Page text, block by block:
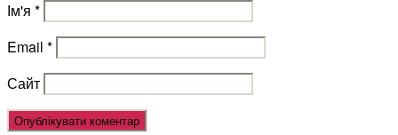
Ім'я *
Email *
Сайт